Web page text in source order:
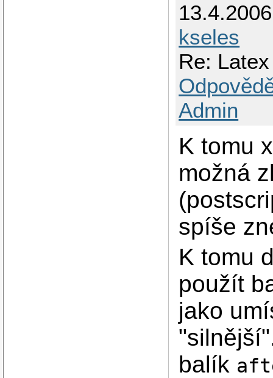
kseles
Re:
Admin
K tomu
možná
spíše
K tomu
použít
jako
balík